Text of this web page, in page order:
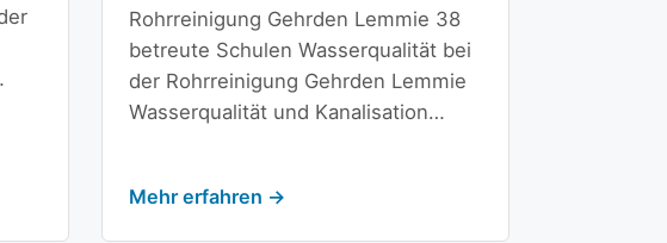
Rohrreinigung Gehrden Lemmie 38
betreute Schulen Wasserqualität bei
der Rohrreinigung Gehrden Lemmie
Wasserqualität und Kanalisation…
Mehr erfahren →